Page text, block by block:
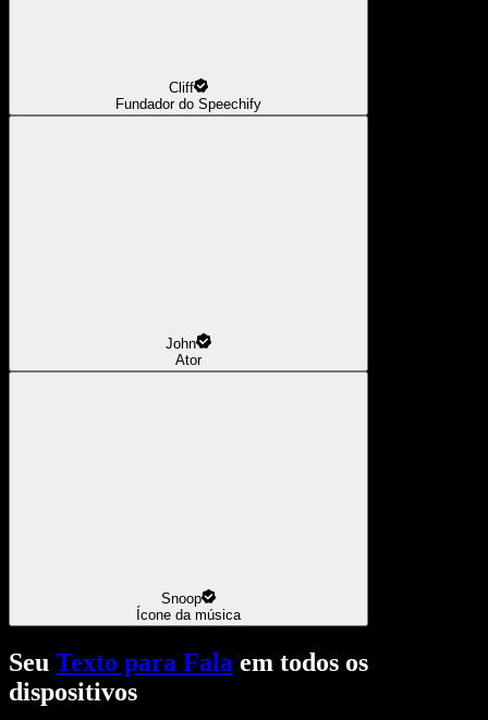
Cliff
Fundador do Speechify
John
Ator
Snoop
Ícone da música
Seu Texto para Fala em todos os
dispositivos